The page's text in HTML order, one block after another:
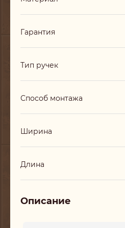
Гарантия
Тип ручек
Способ монтажа
Ширина
Длина
Описание